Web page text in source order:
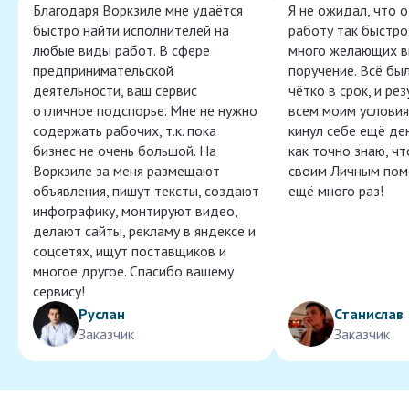
Благодаря Воркзиле мне удаётся
быстро найти исполнителей на
любые виды работ. В сфере
предпринимательской
деятельности, ваш сервис
отличное подспорье. Мне не нужно
содержать рабочих, т.к. пока
бизнес не очень большой. На
Воркзиле за меня размещают
объявления, пишут тексты, создают
инфографику, монтируют видео,
делают сайты, рекламу в яндексе и
соцсетях, ищут поставщиков и
многое другое. Спасибо вашему
сервису!
Руслан
Заказчик
Я не ожидал, что
работу так
много желающих
поручение. Всё
чётко в срок, и
всем моим
кинул себе ещё
как точно знаю,
своим Личным
ещё много раз!
Станислав
Заказчик